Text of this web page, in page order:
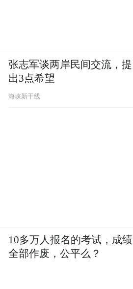
张志军谈两岸民间交流，提
出3点希望
海峡新干线
10多万人报名的考试，成绩
全部作废，公平么？